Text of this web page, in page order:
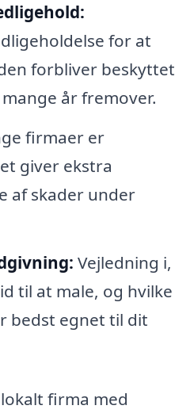
for at
forbliver beskyttet
år fremover.
firmaer er
giver ekstra
af skader under
Vejledning i,
til at male, og hvilke
bedst egnet til dit
firma med